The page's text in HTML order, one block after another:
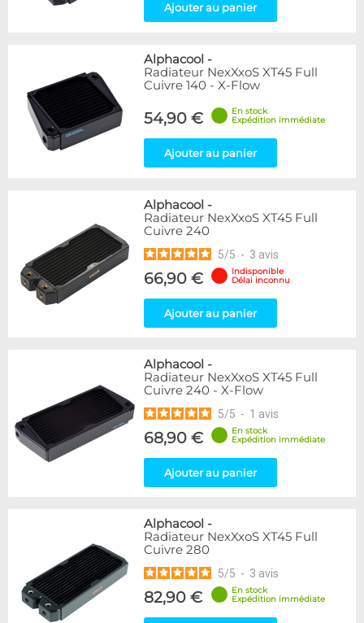
Ajouter au panier
Alphacool -
Radiateur NexXxoS XT45 Full
Cuivre 140 - X-Flow
54,90 €
En stock
Expédition immédiate
Ajouter au panier
Alphacool -
Radiateur NexXxoS XT45 Full
Cuivre 240
5/5 - 3 avis
66,90 €
Indisponible
Délai inconnu
Ajouter au panier
Alphacool -
Radiateur NexXxoS XT45 Full
Cuivre 240 - X-Flow
5/5 - 1 avis
68,90 €
En stock
Expédition immédiate
Ajouter au panier
Alphacool -
Radiateur NexXxoS XT45 Full
Cuivre 280
5/5 - 3 avis
82,90 €
En stock
Expédition immédiate